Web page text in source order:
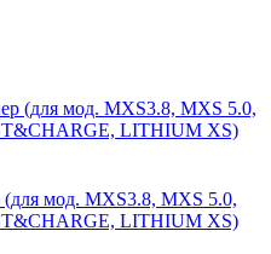
мод. MXS3.8, MXS 5.0,
LITHIUM XS)